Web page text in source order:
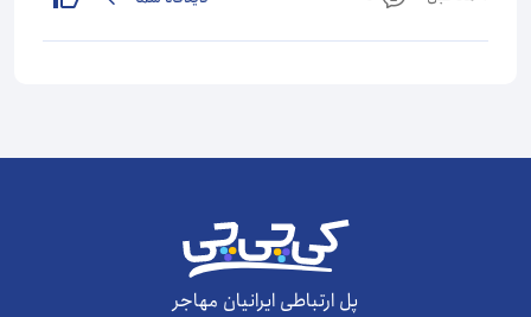
پل ارتباطی ایرانیان مهاجر